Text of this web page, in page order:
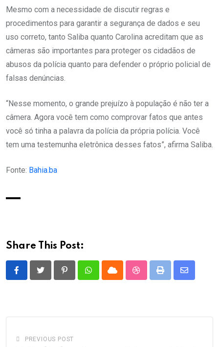
Mesmo com a necessidade de discutir regras e
procedimentos para garantir a segurança de dados e seu
uso correto, tanto Saliba quanto Carolina acreditam que as
câmeras são importantes para proteger os cidadãos de
abusos da polícia quanto para defender o próprio policial de
falsas denúncias.
“Nesse momento, o grande prejuízo à população é não ter a
câmera. Agora você tem como comprovar fatos que antes
você só tinha a palavra da polícia da própria polícia. Você
tem uma testemunha eletrônica desses fatos”, afirma Saliba.
Fonte: Bahia.ba
Share This Post:
PinterestWhatsappCloud StumbleUpon
Print
Share
PREVIOUS POST